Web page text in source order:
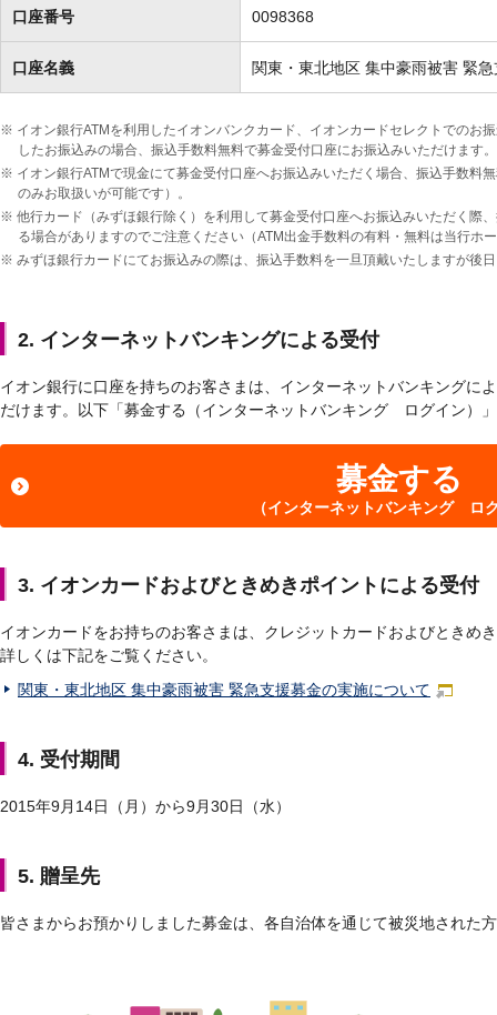
口座番号 0098368
口座名義 関東・東北地区 集中豪雨被害 緊
※ イオン銀行ATMを利用したイオンバンクカード、イオンカードセレクトでのお
したお振込みの場合、振込手数料無料で募金受付口座にお振込みいただけます。
※ イオン銀行ATMで現金にて募金受付口座へお振込みいただく場合、振込手数料
のみお取扱いが可能です）。
※ 他行カード（みずほ銀行除く）を利用して募金受付口座へお振込みいただく際
る場合がありますのでご注意ください（ATM出金手数料の有料・無料は当行ホ
※ みずほ銀行カードにてお振込みの際は、振込手数料を一旦頂戴いたしますが後
2. インターネットバンキングによる受付
イオン銀行に口座を持ちのお客さまは、インターネットバンキングに
だけます。以下「募金する（インターネットバンキング ログイン）
募金する
（インターネットバンキング ロ
3. イオンカードおよびときめきポイントによる受付
イオンカードをお持ちのお客さまは、クレジットカードおよびときめ
詳しくは下記をご覧ください。
関東・東北地区 集中豪雨被害 緊急支援募金の実施について
4. 受付期間
2015年9月14日（月）から9月30日（水）
5. 贈呈先
皆さまからお預かりしました募金は、各自治体を通じて被災地された